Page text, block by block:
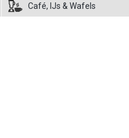
Café, IJs & Wafels